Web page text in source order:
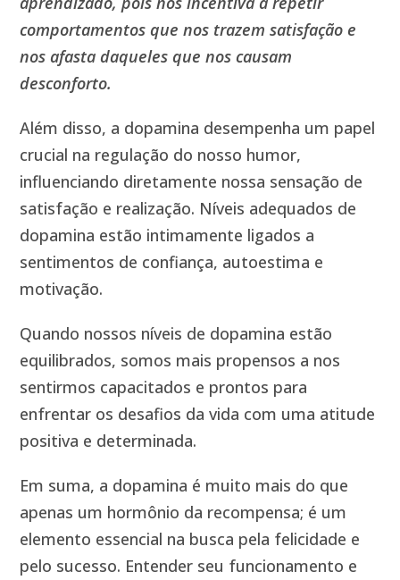
comportamentos que nos trazem satisfação e
nos afasta daqueles que nos causam
desconforto.
Além disso, a dopamina desempenha um papel
crucial na regulação do nosso humor,
influenciando diretamente nossa sensação de
satisfação e realização. Níveis adequados de
dopamina estão intimamente ligados a
sentimentos de confiança, autoestima e
motivação.
Quando nossos níveis de dopamina estão
equilibrados, somos mais propensos a nos
sentirmos capacitados e prontos para
enfrentar os desafios da vida com uma atitude
positiva e determinada.
Em suma, a dopamina é muito mais do que
apenas um hormônio da recompensa; é um
elemento essencial na busca pela felicidade e
pelo sucesso. Entender seu funcionamento e